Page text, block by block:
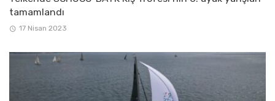
tamamlandı
17 Nisan 2023